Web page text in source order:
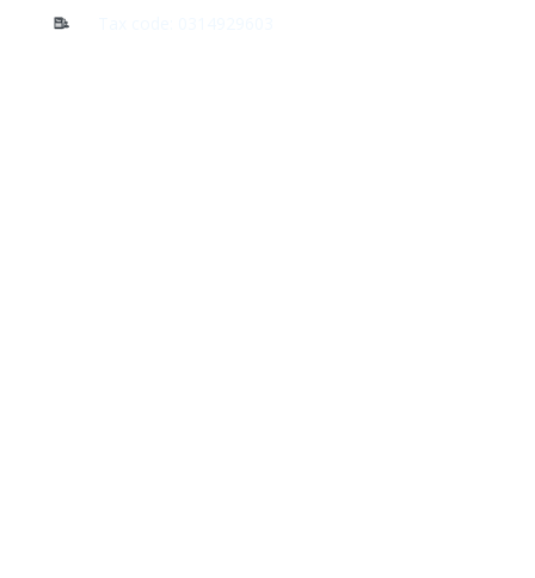
Tax code: 0314929603